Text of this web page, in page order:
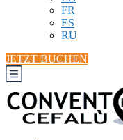
FR
ES
RU
JETZT BUCHEN